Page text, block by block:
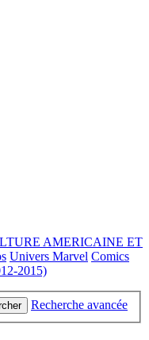
AMERICAINE ET
Univers Marvel Comics
2015)
Recherche avancée